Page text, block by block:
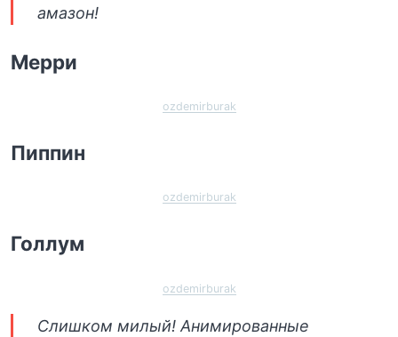
амазон!
Мерри
ozdemirburak
Пиппин
ozdemirburak
Голлум
ozdemirburak
Слишком милый! Анимированные